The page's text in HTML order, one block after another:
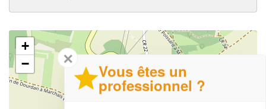
+
−
✕
Vous êtes un
professionnel ?